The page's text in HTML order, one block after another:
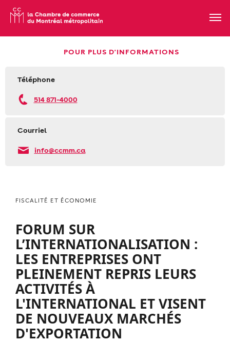
POUR PLUS D'INFORMATIONS
Téléphone
514 871-4000
Courriel
info@ccmm.ca
FISCALITÉ ET ÉCONOMIE
FORUM SUR
L’INTERNATIONALISATION :
LES ENTREPRISES ONT
PLEINEMENT REPRIS LEURS
ACTIVITÉS À
L'INTERNATIONAL ET VISENT
DE NOUVEAUX MARCHÉS
D'EXPORTATION